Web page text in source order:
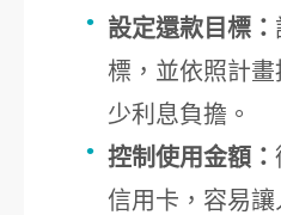
設定還款目標：
標，並依照計
少利息負擔。
控制使用金額：
信用卡，容易